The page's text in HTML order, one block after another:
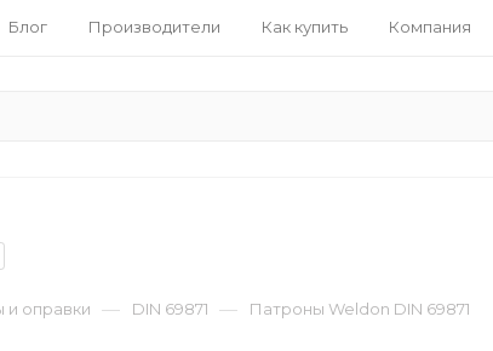
Блог Производители Как купить Компания
оправки — DIN 69871 — Патроны Weldon DIN 69871